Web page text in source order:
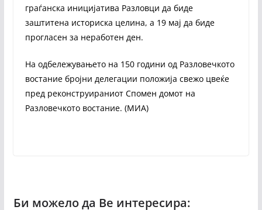
граѓанска иницијатива Разловци да биде
заштитена историска целина, а 19 мај да биде
прогласен за неработен ден.
На одбележувањето на 150 години од Разловечкото
востание бројни делегации положија свежо цвеќе
пред реконструираниот Спомен домот на
Разловечкото востание. (МИА)